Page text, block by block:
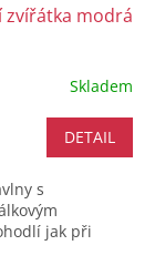
zvířátka modrá
Skladem
DETAIL
s
jak při